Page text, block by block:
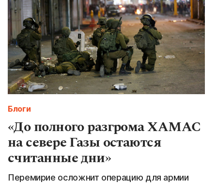
Блоги
«До полного разгрома ХАМАС
на севере Газы остаются
считанные дни»
Перемирие осложнит операцию для армии